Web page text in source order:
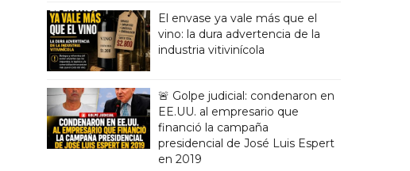
El envase ya vale más que el
vino: la dura advertencia de la
industria vitivinícola
🚨 Golpe judicial: condenaron en
EE.UU. al empresario que
financió la campaña
presidencial de José Luis Espert
en 2019